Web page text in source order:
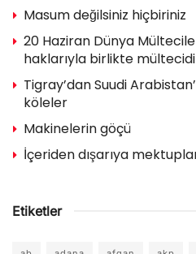
Masum değilsiniz hiçbiriniz
20 Haziran Dünya
haklarıyla birlikte
Tigray’dan Suudi
köleler
Makinelerin göçü
İçeriden dışarıya
Etiketler